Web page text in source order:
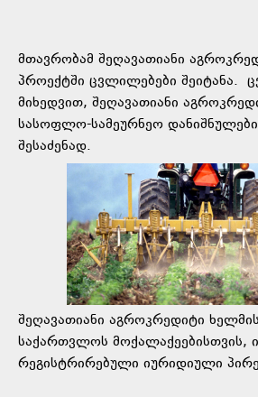
მთავრობამ შეღავათიანი
პროექტში ცვლილებები შეიტანა.
მიხედვით, შეღავათიანი
სასოფლო-სამეურნეო
შესაძენად.
შეღავათიანი აგროკრედიტი
საქართვლოს მოქალაქეებისთვის,
რეგისტრირებული იურიდიული